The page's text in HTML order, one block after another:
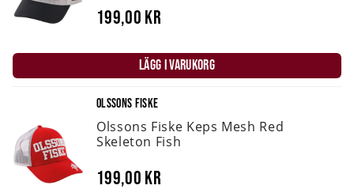
199,00 kr
LÄGG I VARUKORG
OLSSONS FISKE
Olssons Fiske Keps Mesh Red
Skeleton Fish
199,00 kr